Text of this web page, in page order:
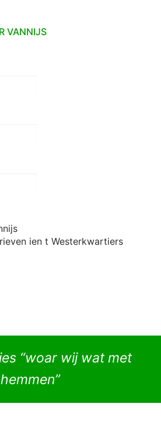
VANNIJS
Schrieven ien t Westerkwartiers
“woar wij wat met
hemmen”